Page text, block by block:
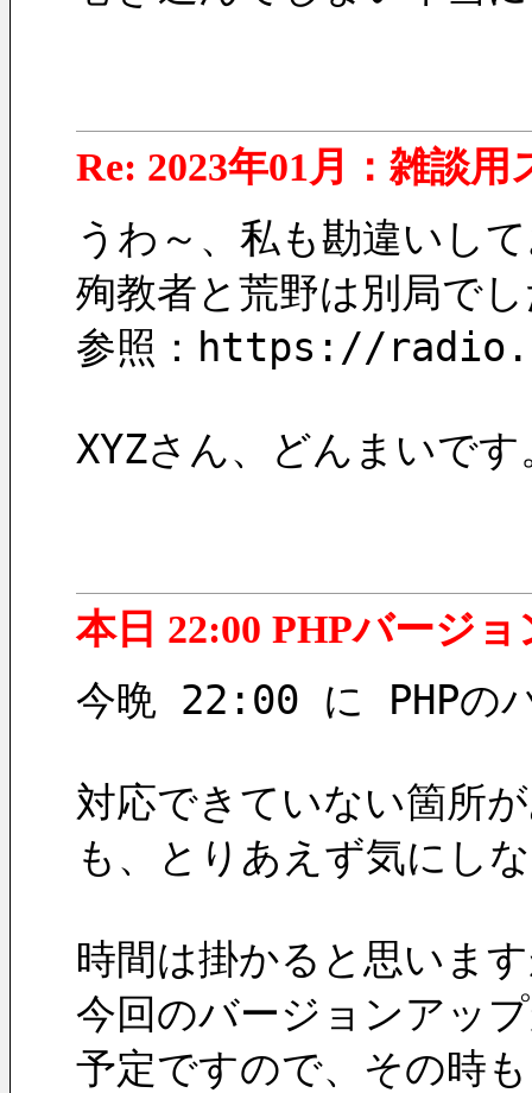
Re: 2023年01月：雑談用
うわ～、私も勘違いし
殉教者と荒野は別局で
参照：https://
XYZさん、どんまいです
本日 22:00 PHPバージ
今晩 22:00 に PHPの
対応できていない箇所
も、とりあえず気にし
時間は掛かると思いま
今回のバージョンアッ
予定ですので、その時